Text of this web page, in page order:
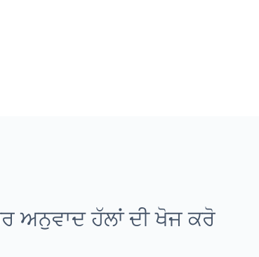
ਅਨੁਵਾਦ ਹੱਲਾਂ ਦੀ ਖੋਜ ਕਰੋ